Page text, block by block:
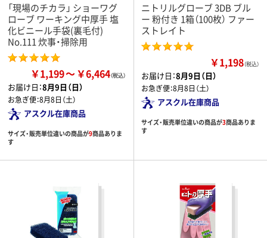
「現場のチカラ」 ショーワグ
ローブ ワーキング中厚手 塩
化ビニール手袋(裏毛付)
No.111 炊事・掃除用
￥1,199 ￥6,464
お届け日：8月9日（日）
お急ぎ便：8月8日（土）
アスクル在庫商品
サイズ・販売単位違いの商品が9商品ありま
す
ニトリルグローブ 3DB ブル
ー 粉付き 1箱（100枚） ファー
ストレイト
￥1,198（税込）
お届け日：8月9日（日）
お急ぎ便：8月8日（土）
アスクル在庫商品
サイズ・販売単位違いの商品が3商品ありま
す